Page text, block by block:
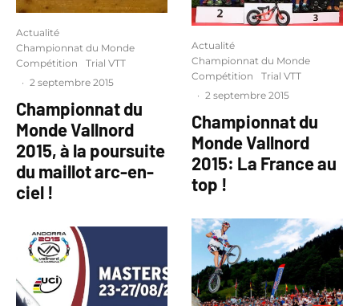
Actualité
Championnat du Monde
Compétition
Trial VTT
· 2 septembre 2015
Championnat du
Monde Vallnord
2015, à la poursuite
du maillot arc-en-
ciel !
Actualité
Championnat du Monde
Compétition
Trial VTT
· 2 septembre 2015
Championnat du
Monde Vallnord
2015: La France au
top !